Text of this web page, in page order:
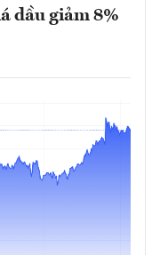
dầu giảm 8%